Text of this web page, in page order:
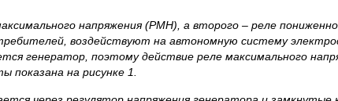
напряжения (РМН), а второго – реле
воздействуют на автономную систему
генератор, поэтому действие реле максимального
показана на рисунке 1.